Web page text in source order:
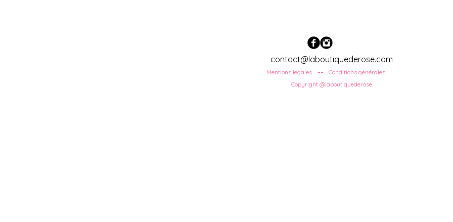
contact@laboutiquederose.com
Mentions légales Conditions générales
--
Copyright @laboutiquederose